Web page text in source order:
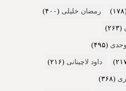
(۱۷۸) رمضان خلیلی (۴۰۰)
(۲۶۳)
(۴۹۵)
داود لاچینانی (۲۱۶)
(۳۶۸)